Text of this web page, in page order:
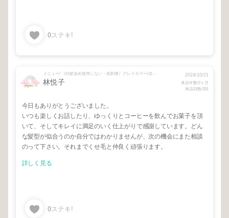
0ステキ!
メニュー/ 《白髪染め使用しない・低刺激》グレイカラー(全体)＋カット＋TR
林悦子
2024/10/21
来店年数/2ヶ月
来店回数/2回
今日もありがとうございました。
いつも楽しくお話したり、ゆっくりとコーヒーを飲んでお菓子を頂
いて、そしてキレイに満足のいく仕上がりで感謝しています。どん
な髪型が似合うのか自分ではわかりませんが、次の機会にまた相談
のって下さい。それまでくせ毛と仲良く頑張ります。
詳しく見る
0ステキ!